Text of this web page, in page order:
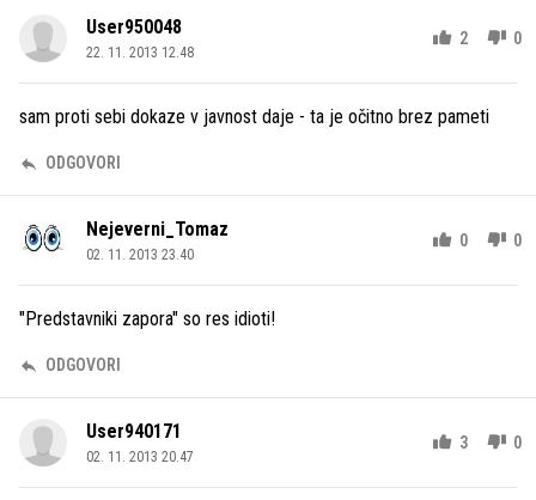
User950048
22. 11. 2013 12.48
2 0
sam proti sebi dokaze v javnost daje - ta je očitno brez pameti
ODGOVORI
Nejeverni_Tomaz
02. 11. 2013 23.40
0 0
"Predstavniki zapora" so res idioti!
ODGOVORI
User940171
02. 11. 2013 20.47
3 0